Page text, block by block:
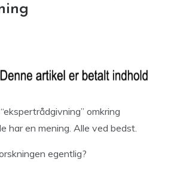
omkring
har en mening. Alle ved bedst.
egentlig?